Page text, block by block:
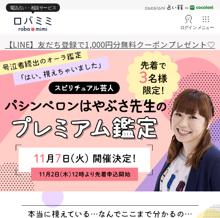
電話占い・相談サービス
ログイン メニュー
【LINE】友だち登録で1,000円分無料クーポンプレゼント♡